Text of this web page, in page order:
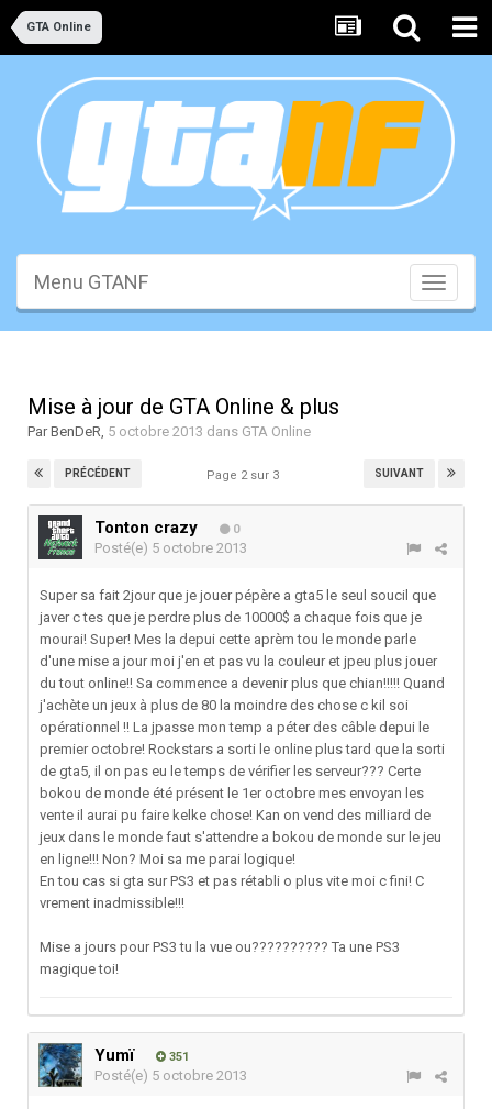
GTA Online
Toggle
Menu GTANF
Mise à jour de GTA Online & plus
ParBenDeR, 5 octobre 2013 dans GTA Online
PRÉCÉDENT SUIVANT
Page 2 sur 3
Tonton crazy 0
Posté(e) 5 octobre 2013
Super sa fait 2jour que je jouer pépère a gta5 le seul soucil que
javer c tes que je perdre plus de 10000$ a chaque fois que je
mourai! Super! Mes la depui cette aprèm tou le monde parle
d'une mise a jour moi j'en et pas vu la couleur et jpeu plus jouer
du tout online!! Sa commence a devenir plus que chian!!!!! Quand
j'achète un jeux à plus de 80 la moindre des chose c kil soi
opérationnel !! La jpasse mon temp a péter des câble depui le
premier octobre! Rockstars a sorti le online plus tard que la sorti
de gta5, il on pas eu le temps de vérifier les serveur??? Certe
bokou de monde été présent le 1er octobre mes envoyan les
vente il aurai pu faire kelke chose! Kan on vend des milliard de
jeux dans le monde faut s'attendre a bokou de monde sur le jeu
en ligne!!! Non? Moi sa me parai logique!
En tou cas si gta sur PS3 et pas rétabli o plus vite moi c fini! C
vrement inadmissible!!!
Mise a jours pour PS3 tu la vue ou?????????? Ta une PS3
magique toi!
Yumï 351
Posté(e) 5 octobre 2013